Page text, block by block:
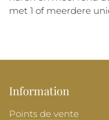
met 1 of meerdere
Information
Points de vente